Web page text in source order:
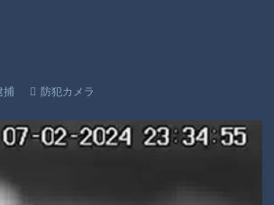
捕 防犯カメラ